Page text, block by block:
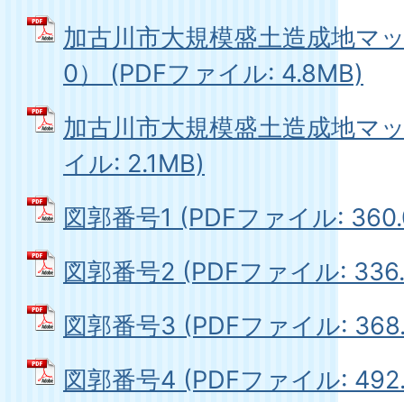
加古川市大規模盛土造成地マ
0） (PDFファイル: 4.8MB)
加古川市大規模盛土造成地マ
イル: 2.1MB)
図郭番号1 (PDFファイル:
図郭番号2 (PDFファイル:
図郭番号3 (PDFファイル:
図郭番号4 (PDFファイル: